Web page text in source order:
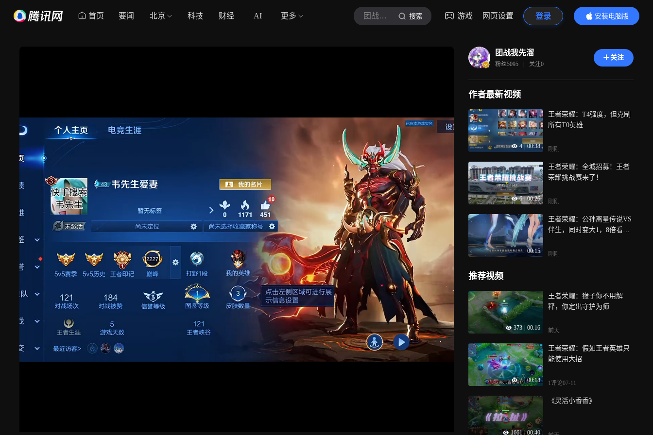
首页 要闻 北京 科技 财经 AI 更多 团战我先溜 搜索 游戏 网页设置 登录
安装电脑版
内容更精彩
团战我先溜
粉丝5095 | 关注0
关注
作者最新视频
4 00:38
王者荣耀：T4强度，但克制
所有T0英雄
刚刚
6 | 00:26
王者荣耀：全城招募！王者
荣耀挑战赛来了！
刚刚
00:15
王者荣耀：公孙离星传说VS
伴生，同时变大1，8倍看细
刚刚
推荐视频
373 00:16
王者荣耀：猴子你不用解
释，你定出守护为师
前天
7 | 00:18
王者荣耀：假如王者英雄只
能使用大招
1评论07-11
1661 | 00:40
《灵活小香香》